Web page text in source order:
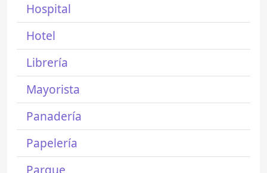
Hospital
Hotel
Librería
Mayorista
Panadería
Papelería